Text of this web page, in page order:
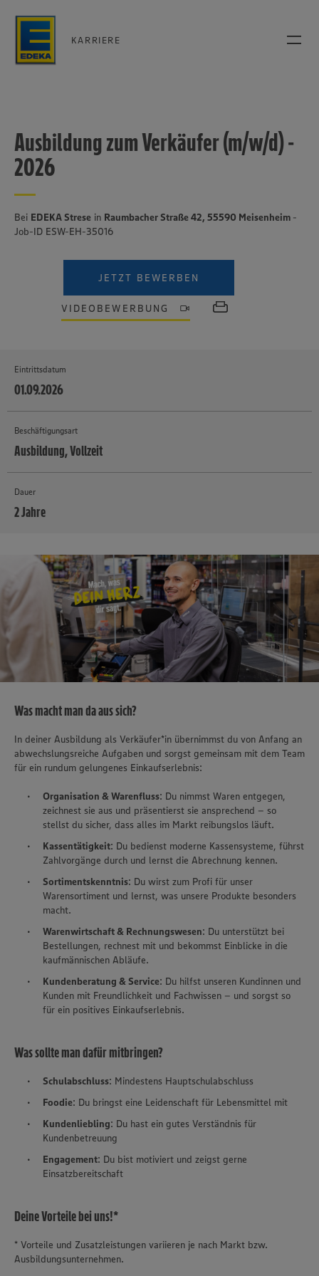
KARRIERE
Ausbildung zum Verkäufer (m/w/d) -
2026
Bei EDEKA Strese in Raumbacher Straße 42, 55590 Meisenheim -
Job-ID ESW-EH-35016
JETZT BEWERBEN
VIDEOBEWERBUNG
Eintrittsdatum
01.09.2026
Beschäftigungsart
Ausbildung, Vollzeit
Dauer
2 Jahre
Was macht man da aus sich?
In deiner Ausbildung als Verkäufer*in übernimmst du von Anfang an
abwechslungsreiche Aufgaben und sorgst gemeinsam mit dem Team
für ein rundum gelungenes Einkaufserlebnis:
Organisation & Warenfluss: Du nimmst Waren entgegen,
zeichnest sie aus und präsentierst sie ansprechend – so
stellst du sicher, dass alles im Markt reibungslos läuft.
Kassentätigkeit: Du bedienst moderne Kassensysteme, führst
Zahlvorgänge durch und lernst die Abrechnung kennen.
Sortimentskenntnis: Du wirst zum Profi für unser
Warensortiment und lernst, was unsere Produkte besonders
macht.
Warenwirtschaft & Rechnungswesen: Du unterstützt bei
Bestellungen, rechnest mit und bekommst Einblicke in die
kaufmännischen Abläufe.
Kundenberatung & Service: Du hilfst unseren Kundinnen und
Kunden mit Freundlichkeit und Fachwissen – und sorgst so
für ein positives Einkaufserlebnis.
Was sollte man dafür mitbringen?
Schulabschluss: Mindestens Hauptschulabschluss
Foodie: Du bringst eine Leidenschaft für Lebensmittel mit
Kundenliebling: Du hast ein gutes Verständnis für
Kundenbetreuung
Engagement: Du bist motiviert und zeigst gerne
Einsatzbereitschaft
Deine Vorteile bei uns!*
* Vorteile und Zusatzleistungen variieren je nach Markt bzw.
Ausbildungsunternehmen.